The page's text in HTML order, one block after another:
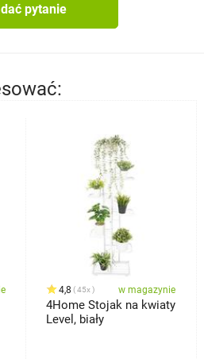
pytanie
4,8 45x w magazynie
4Home Stojak na kwiaty
Level, biały